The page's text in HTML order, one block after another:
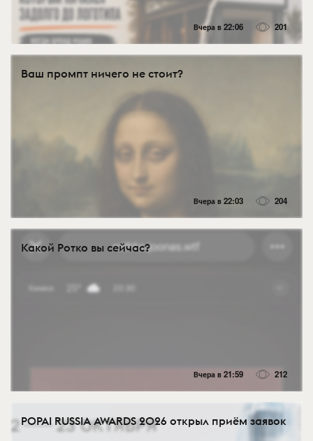
Вчера в 22:06 201
Ваш промпт ничего не стоит?
Вчера в 22:03 204
Какой Ротко вы сейчас?
Вчера в 21:59 212
POPAI RUSSIA AWARDS 2026 открыл приём заявок